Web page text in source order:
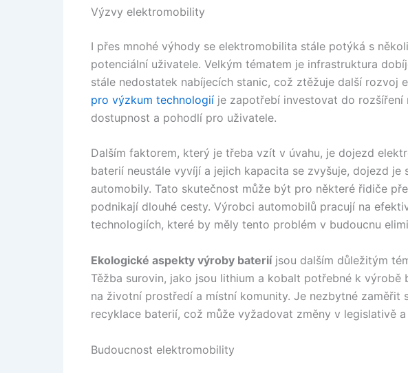
Výzvy elektromobility
I přes mnohé výhody se elektromobilita stále potýká s
potenciální uživatele. Velkým tématem je infrastruktura
stále nedostatek nabíjecích stanic, což ztěžuje další rozvoj
pro výzkum technologií je zapotřebí investovat do rozšíření
dostupnost a pohodlí pro uživatele.
Dalším faktorem, který je třeba vzít v úvahu, je dojezd
baterií neustále vyvíjí a jejich kapacita se zvyšuje, dojezd je
automobily. Tato skutečnost může být pro některé řidiče
podnikají dlouhé cesty. Výrobci automobilů pracují na
technologiích, které by měly tento problém v budoucnu
Ekologické aspekty výroby bateriíjsou dalším důležitým
Těžba surovin, jako jsou lithium a kobalt potřebné k výrobě
na životní prostředí a místní komunity. Je nezbytné zaměřit
recyklace baterií, což může vyžadovat změny v legislativě
Budoucnost elektromobility